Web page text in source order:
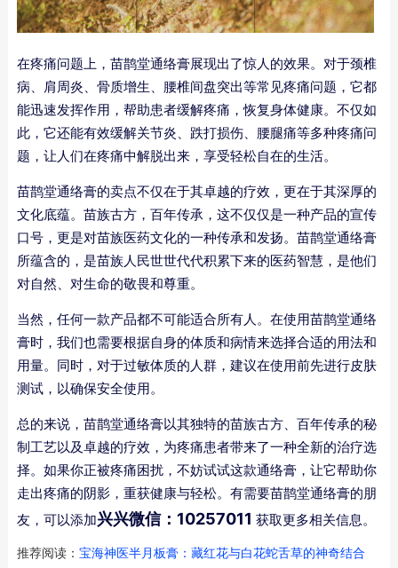
在疼痛问题上，苗鹊堂通络膏展现出了惊人的效果。对于颈椎
病、肩周炎、骨质增生、腰椎间盘突出等常见疼痛问题，它都
能迅速发挥作用，帮助患者缓解疼痛，恢复身体健康。不仅如
此，它还能有效缓解关节炎、跌打损伤、腰腿痛等多种疼痛问
题，让人们在疼痛中解脱出来，享受轻松自在的生活。
苗鹊堂通络膏的卖点不仅在于其卓越的疗效，更在于其深厚的
文化底蕴。苗族古方，百年传承，这不仅仅是一种产品的宣传
口号，更是对苗族医药文化的一种传承和发扬。苗鹊堂通络膏
所蕴含的，是苗族人民世世代代积累下来的医药智慧，是他们
对自然、对生命的敬畏和尊重。
当然，任何一款产品都不可能适合所有人。在使用苗鹊堂通络
膏时，我们也需要根据自身的体质和病情来选择合适的用法和
用量。同时，对于过敏体质的人群，建议在使用前先进行皮肤
测试，以确保安全使用。
总的来说，苗鹊堂通络膏以其独特的苗族古方、百年传承的秘
制工艺以及卓越的疗效，为疼痛患者带来了一种全新的治疗选
择。如果你正被疼痛困扰，不妨试试这款通络膏，让它帮助你
走出疼痛的阴影，重获健康与轻松。有需要苗鹊堂通络膏的朋
友，可以添加兴兴微信：10257011 获取更多相关信息。
推荐阅读： 宝海神医半月板膏：藏红花与白花蛇舌草的神奇结合